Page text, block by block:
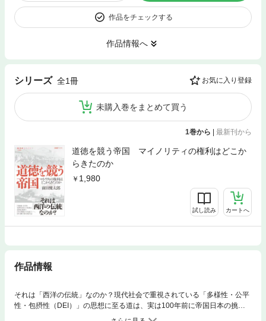
作品をチェックする
作品情報へ
シリーズ 全1冊 お気に入り登録
未購入巻をまとめて買う
1巻から | 最新刊から
道徳を競う帝国 マイノリティの権利はどこか
らきたのか
1,980
試し読み カートへ
作品情報
それは「西洋の伝統」なのか？現代社会で重視されている「多様性・公平
性・包摂性（DEI）」の思想に至る道は、実は100年前に帝国日本の挑戦
から始まっていた――。本書は「脱植民地」をキーワードに、アメリカと